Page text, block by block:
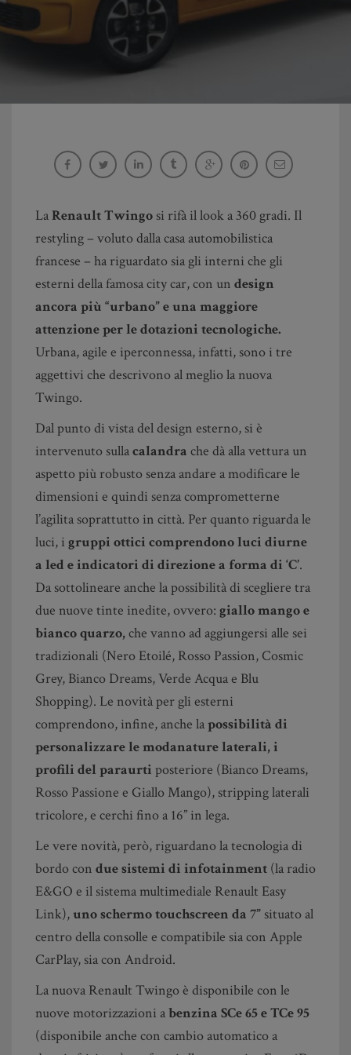
Nuovo look per la Renault Twingo: urbana e
iperconnessa
LaRenault Twingo si rifà il look a 360 gradi. Il
restyling – voluto dalla casa automobilistica
francese – ha riguardato sia gli interni che gli
esterni della famosa city car, con un design
ancora più “urbano” e una maggiore
attenzione per le dotazioni tecnologiche.
Urbana, agile e iperconnessa, infatti, sono i tre
aggettivi che descrivono al meglio la nuova
Twingo.
Dal punto di vista del design esterno, si è
intervenuto sullacalandra che dà alla vettura un
aspetto più robusto senza andare a modificare le
dimensioni e quindi senza comprometterne
l’agilita soprattutto in città. Per quanto riguarda le
luci, i gruppi ottici comprendono luci diurne
a led e indicatori di direzione a forma di ‘C’.
Da sottolineare anche la possibilità di scegliere tra
due nuove tinte inedite, ovvero: giallo mango e
bianco quarzo,che vanno ad aggiungersi alle sei
tradizionali (Nero Etoilé, Rosso Passion, Cosmic
Grey, Bianco Dreams, Verde Acqua e Blu
Shopping). Le novità per gli esterni
comprendono, infine, anche lapossibilità di
personalizzare le modanature laterali, i
profili del paraurti posteriore (Bianco Dreams,
Rosso Passione e Giallo Mango), stripping laterali
tricolore, e cerchi fino a 16” in lega.
Le vere novità, però, riguardano la tecnologia di
bordo con due sistemi di infotainment (la radio
E&GO e il sistema multimediale Renault Easy
Link),uno schermo touchscreen da 7” situato al
centro della consolle e compatibile sia con Apple
CarPlay, sia con Android.
La nuova Renault Twingo è disponibile con le
nuove motorizzazioni abenzina SCe 65 e TCe 95
(disponibile anche con cambio automatico a